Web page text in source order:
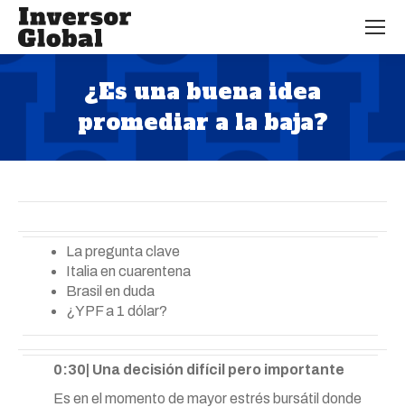
¿Es una buena idea
promediar a la baja?
Estás aquí:
La pregunta clave
Italia en cuarentena
Brasil en duda
¿YPF a 1 dólar?
0:30| Una decisión difícil pero importante
Es en el momento de mayor estrés bursátil donde